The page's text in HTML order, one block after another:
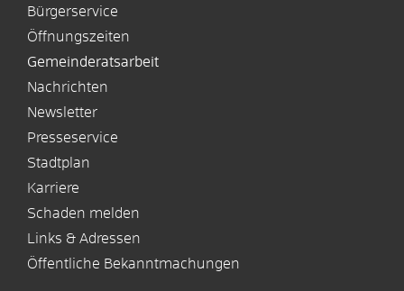
Bürgerservice
Öffnungszeiten
Gemeinderatsarbeit
Nachrichten
Newsletter
Presseservice
Stadtplan
Karriere
Schaden melden
Links & Adressen
Öffentliche Bekanntmachungen